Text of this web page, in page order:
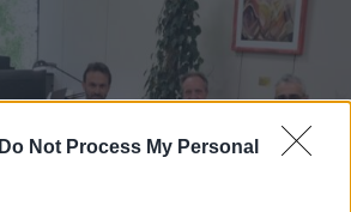
Do Not Process My Personal